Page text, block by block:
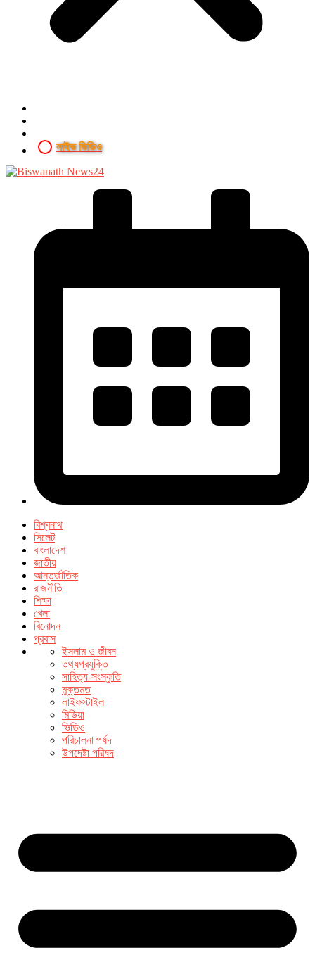
লাইভ ভিডিও
বিশ্বনাথ
সিলেট
বাংলাদেশ
জাতীয়
আন্তর্জাতিক
রাজনীতি
শিক্ষা
খেলা
বিনোদন
প্রবাস
ইসলাম ও জীবন
তথ্যপ্রযুক্তি
সাহিত্য-সংস্কৃতি
মুক্তমত
লাইফস্টাইল
মিডিয়া
ভিডিও
পরিচালনা পর্ষদ
উপদেষ্টা পরিষদ